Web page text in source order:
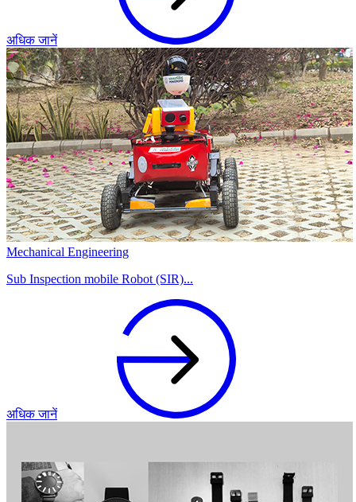
अधिक जानें
Mechanical Engineering
Sub Inspection mobile Robot (SIR)...
अधिक जानें